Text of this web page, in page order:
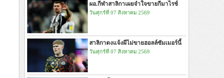
ผอ.กีฬาสาลิกาเผยจำใจขายกีมาไรช์
วันศุกร์ที่ 07 สิงหาคม 2569
สาลิกาดงแจ้งผีไม่ขายฮอลล์ซัมเมอร์นี้
วันศุกร์ที่ 07 สิงหาคม 2569